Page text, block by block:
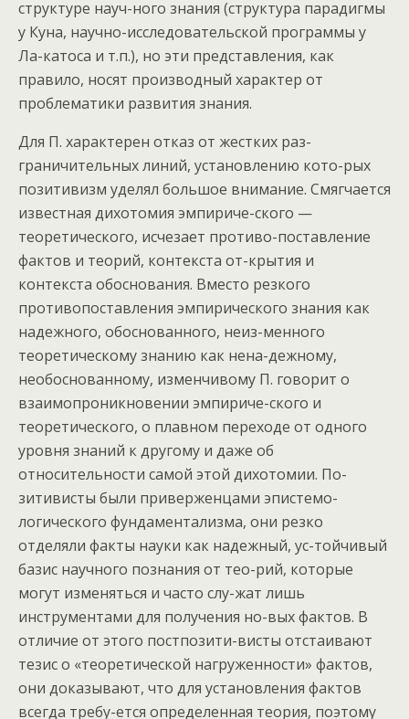
структуре науч-ного знания (структура парадигмы
у Куна, научно-исследовательской программы у
Ла-катоса и т.п.), но эти представления, как
правило, носят производный характер от
проблематики развития знания.
Для П. характерен отказ от жестких раз-
граничительных линий, установлению кото-рых
позитивизм уделял большое внимание. Смягчается
известная дихотомия эмпириче-ского —
теоретического, исчезает противо-поставление
фактов и теорий, контекста от-крытия и
контекста обоснования. Вместо резкого
противопоставления эмпирического знания как
надежного, обоснованного, неиз-менного
теоретическому знанию как нена-дежному,
необоснованному, изменчивому П. говорит о
взаимопроникновении эмпириче-ского и
теоретического, о плавном переходе от одного
уровня знаний к другому и даже об
относительности самой этой дихотомии. По-
зитивисты были приверженцами эпистемо-
логического фундаментализма, они резко
отделяли факты науки как надежный, ус-тойчивый
базис научного познания от тео-рий, которые
могут изменяться и часто слу-жат лишь
инструментами для получения но-вых фактов. В
отличие от этого постпозити-висты отстаивают
тезис о «теоретической нагруженности» фактов,
они доказывают, что для установления фактов
всегда требу-ется определенная теория, поэтому